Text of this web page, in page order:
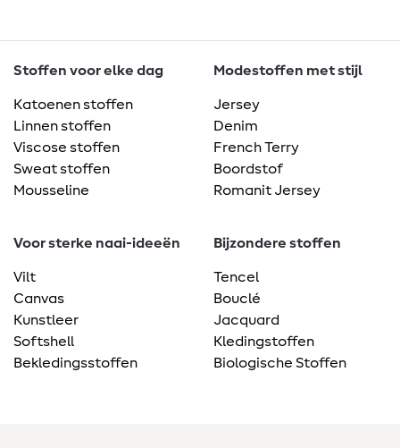
Stoffen voor elke dag
Katoenen stoffen
Linnen stoffen
Viscose stoffen
Sweat stoffen
Mousseline
Modestoffen met stijl
Jersey
Denim
French Terry
Boordstof
Romanit Jersey
Voor sterke naai-ideeën
Vilt
Canvas
Kunstleer
Softshell
Bekledingsstoffen
Bijzondere stoffen
Tencel
Bouclé
Jacquard
Kledingstoffen
Biologische Stoffen